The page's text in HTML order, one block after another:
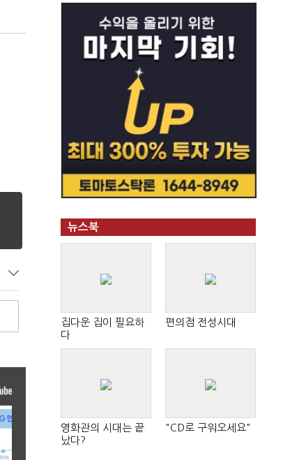
뉴스북
집다운 집이 필요하
다
편의점 전성시대
영화관의 시대는 끝
났다?
"CD로 구워오세요"